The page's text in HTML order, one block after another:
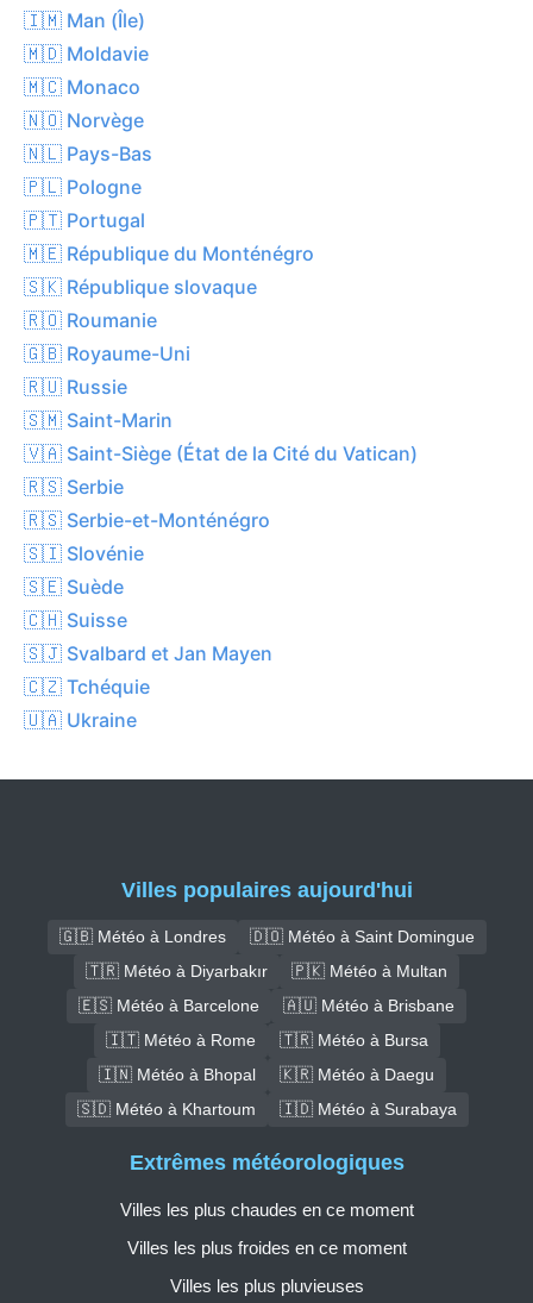
🇮🇲 Man (Île)
🇲🇩 Moldavie
🇲🇨 Monaco
🇳🇴 Norvège
🇳🇱 Pays-Bas
🇵🇱 Pologne
🇵🇹 Portugal
🇲🇪 République du Monténégro
🇸🇰 République slovaque
🇷🇴 Roumanie
🇬🇧 Royaume-Uni
🇷🇺 Russie
🇸🇲 Saint-Marin
🇻🇦 Saint-Siège (État de la Cité du Vatican)
🇷🇸 Serbie
🇷🇸 Serbie-et-Monténégro
🇸🇮 Slovénie
🇸🇪 Suède
🇨🇭 Suisse
🇸🇯 Svalbard et Jan Mayen
🇨🇿 Tchéquie
🇺🇦 Ukraine
Villes populaires aujourd'hui
🇬🇧 Météo à Londres
🇩🇴 Météo à Saint Domingue
🇹🇷 Météo à Diyarbakır
🇵🇰 Météo à Multan
🇪🇸 Météo à Barcelone
🇦🇺 Météo à Brisbane
🇮🇹 Météo à Rome
🇹🇷 Météo à Bursa
🇮🇳 Météo à Bhopal
🇰🇷 Météo à Daegu
🇸🇩 Météo à Khartoum
🇮🇩 Météo à Surabaya
Extrêmes météorologiques
Villes les plus chaudes en ce moment
Villes les plus froides en ce moment
Villes les plus pluvieuses